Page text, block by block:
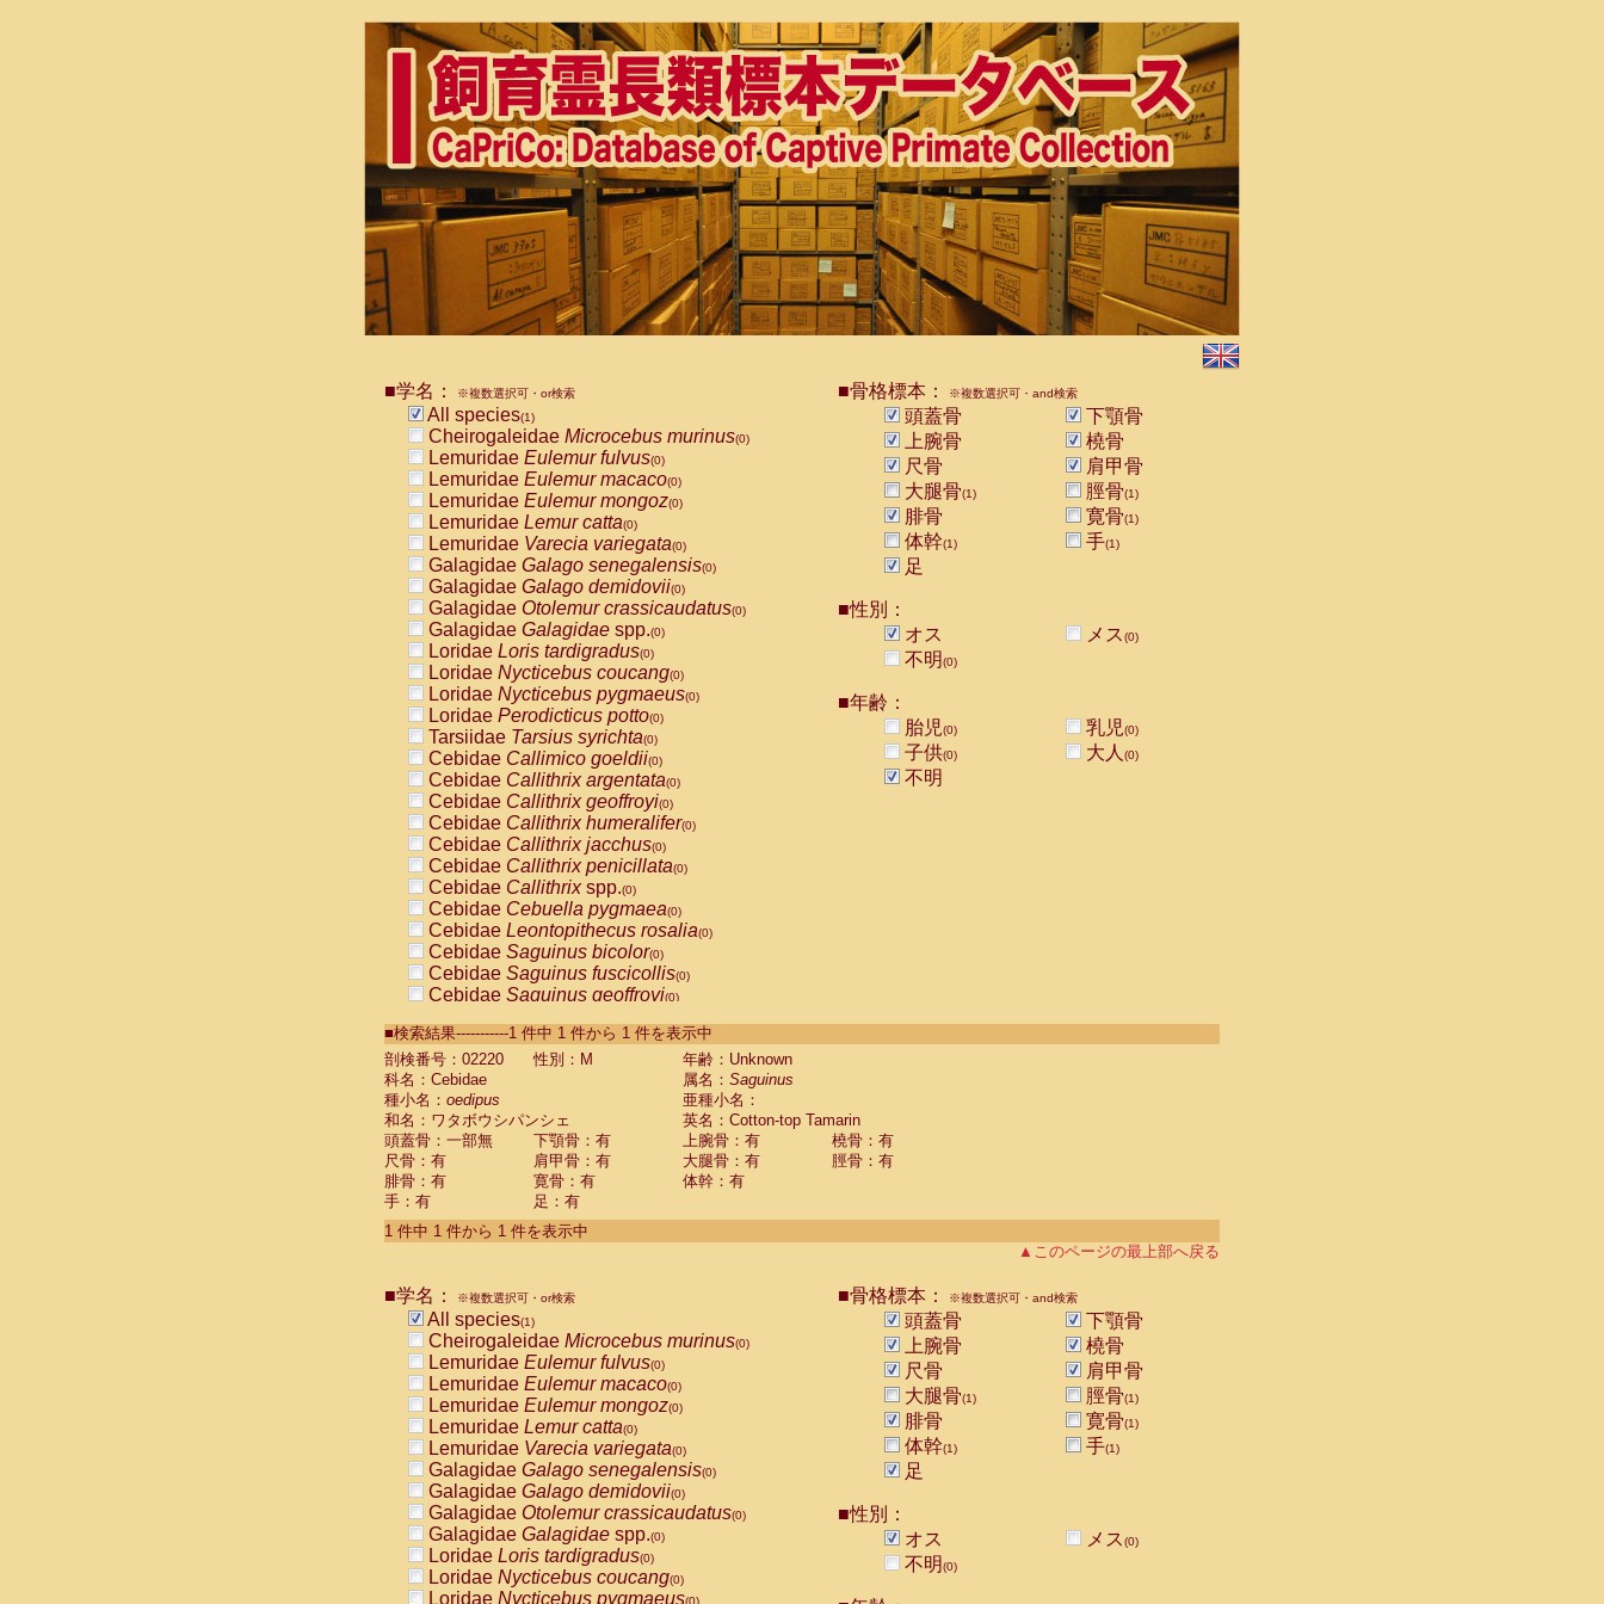
■学名： ※複数選択可・or検索
All species(1)
Cheirogaleidae Microcebus murinus(0)
Lemuridae Eulemur fulvus(0)
Lemuridae Eulemur macaco(0)
Lemuridae Eulemur mongoz(0)
Lemuridae Lemur catta(0)
Lemuridae Varecia variegata(0)
Galagidae Galago senegalensis(0)
Galagidae Galago demidovii(0)
Galagidae Otolemur crassicaudatus(0)
Galagidae Galagidae spp.(0)
Loridae Loris tardigradus(0)
Loridae Nycticebus coucang(0)
Loridae Nycticebus pygmaeus(0)
Loridae Perodicticus potto(0)
Tarsiidae Tarsius syrichta(0)
Cebidae Callimico goeldii(0)
Cebidae Callithrix argentata(0)
Cebidae Callithrix geoffroyi(0)
Cebidae Callithrix humeralifer(0)
Cebidae Callithrix jacchus(0)
Cebidae Callithrix penicillata(0)
Cebidae Callithrixspp.(0)
Cebidae Cebuella pygmaea(0)
Cebidae Leontopithecus rosalia(0)
Cebidae Saguinus bicolor(0)
Cebidae Saguinus fuscicollis(0)
Cebidae Saguinus geoffroyi(0)
CebidaeSaguinus labiatus(0)
Cebidae Saguinus leucopus (0)
Cebidae
Cebidae
CebidaeSaguinus nigricollis (0)
Cebidae Saguinus oedipus
Cebidae Saguinus weddelli
Cebidae Saguinusspp.
Cebidae Aotus trivirgatus
Cebidae Cebus albifrons
CebidaeCebus nigrivittatus
CebidaeCebus
CebidaeSaimiri boliviensis(0)
CebidaeSaimiri sciureus(0)
AtelidaeAlouatta caraya(0)
AtelidaeAlouatta fusca(0)
AtelidaeAlouatta seniculus
AtelidaeAlouattaspp.(0)
AtelidaeAteles belzebuth(0)
AtelidaeAteles geoffroyi(0)
AtelidaeAteles paniscus(0)
AtelidaeAtelesspp.(0)
Atelidae Lagothrix lagothricha
AtelidaeLagothrix lagothricha cana
PitheciidaeCacajao calvus rubicundus
■骨格標本： ※複数選択可・and検索
頭蓋骨
下顎骨
上腕骨
橈骨
尺骨
肩甲骨
大腿骨(1) 脛骨(1)
腓骨 寛骨(1)
体幹(1) 手(1)
足
■性別：
オス
メス(0)
不明(0)
■年齢：
胎児(0) 乳児(0)
子供(0) 大人 (0)
不明
■検索結果-----------1 件中 1 件から 1 件を表示中
剖検番号：02220
性別：M
年齢：Unknown
科名：Cebidae
属名： Saguinus
種小名： oedipus
亜種小名：
和名：ワタボウシパンシェ
英名：Cotton-top Tamarin
頭蓋骨：一部無
下顎骨：有 上腕骨：有
橈骨：有
尺骨：有
肩甲骨：有 大腿骨：有
脛骨：有
腓骨：有
寛骨：有
体幹：有
手：有
足：有
1 件中 1 件から 1 件を表示中
▲このページの最上部へ戻る
■学名： ※複数選択可・or検索
All species(1)
Cheirogaleidae Microcebus murinus(0)
Lemuridae Eulemur fulvus(0)
Lemuridae Eulemur macaco(0)
Lemuridae Eulemur mongoz(0)
Lemuridae Lemur catta(0)
Lemuridae Varecia variegata(0)
Galagidae Galago senegalensis(0)
Galagidae Galago demidovii(0)
Galagidae Otolemur crassicaudatus(0)
Galagidae Galagidae spp.(0)
Loridae Loris tardigradus(0)
Loridae Nycticebus coucang(0)
Loridae Nycticebus pygmaeus(0)
■骨格標本： ※複数選択可・and検索
頭蓋骨
下顎骨
上腕骨
橈骨
尺骨
肩甲骨
大腿骨(1) 脛骨(1)
腓骨 寛骨(1)
体幹(1) 手(1)
足
■性別：
オス
メス(0)
不明(0)